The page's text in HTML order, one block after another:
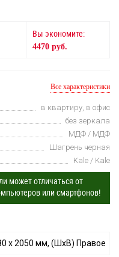
Вы экономите:
4470 руб.
Все характеристики
в квартиру, в офис
без зеркала
МДФ / МДФ
Шагрень черная
Kale / Kale
может отличаться от
или смартфонов!
х 2050 мм, (ШхВ) Правое